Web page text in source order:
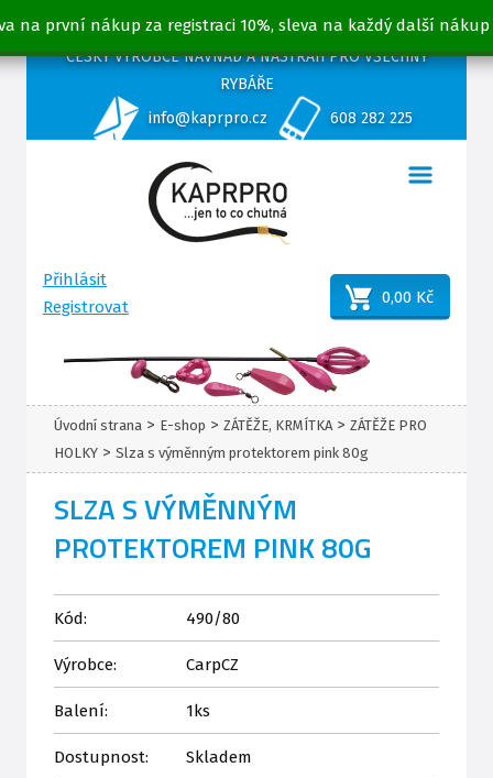
na první nákup za registraci 10%, sleva na každý další nákup
ČESKÝ VÝROBCE NÁVNAD A NÁSTRAH PRO VŠECHNY
RYBÁŘE
info@kaprpro.cz
608 282 225
Přihlásit
Registrovat
0,00 Kč
Úvodní strana > E-shop > ZÁTĚŽE, KRMÍTKA > ZÁTĚŽE PRO
HOLKY > Slza s výměnným protektorem pink 80g
SLZA S VÝMĚNNÝM
PROTEKTOREM PINK 80G
Kód: 490/80
Výrobce: CarpCZ
Balení: 1ks
Dostupnost: Skladem